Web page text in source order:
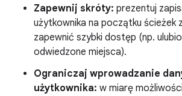
Zapewnij skróty: prezentuj
użytkownika na początku ścieżek
zapewnić szybki dostęp (np.
odwiedzone miejsca).
Ograniczaj wprowadzanie
użytkownika: w miarę